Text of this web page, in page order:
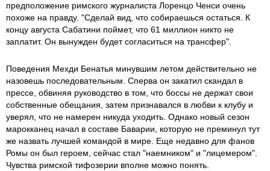
предположение римского журналиста Лоренцо Ченси очень
похоже на правду. "Сделай вид, что собираешься остаться. К
концу августа Сабатини поймет, что 61 миллион никто не
заплатит. Он вынужден будет согласиться на трансфер".
Поведения Мехди Бенатья минувшим летом действительно не
назовешь последовательным. Сперва он закатил скандал в
прессе, обвиняя руководство в том, что боссы не держат свои
собственные обещания, затем признавался в любви к клубу и
уверял, что не намерен никуда уходить. Однако новый сезон
марокканец начал в составе Баварии, которую не преминул тут
же назвать лучшей командой в мире. Еще недавно для фанов
Ромы он был героем, сейчас стал "наемником" и "лицемером".
Чувства римской тифозерии вполне можно понять.